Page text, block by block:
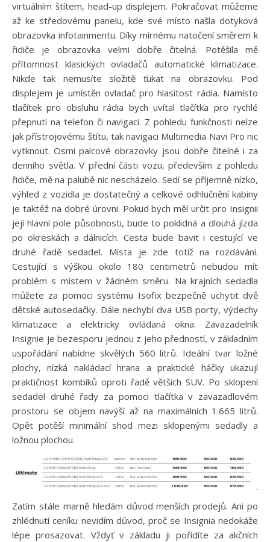
virtuálním štítem, head-up displejem. Pokračovat můžeme
až ke středovému panelu, kde své místo našla dotyková
obrazovka infotainmentu. Díky mírnému natočení směrem k
řidiče je obrazovka velmi dobře čitelná. Potěšila mě
přítomnost klasických ovladačů automatické klimatizace.
Nikde tak nemusíte složitě ťukat na obrazovku. Pod
displejem je umístěn ovladač pro hlasitost rádia. Namísto
tlačítek pro obsluhu rádia bych uvítal tlačítka pro rychlé
přepnutí na telefon či navigaci. Z pohledu funkčnosti nelze
jak přístrojovému štítu, tak navigaci Multimedia Navi Pro nic
vytknout. Osmi palcové obrazovky jsou dobře čitelné i za
denního světla. V přední části vozu, především z pohledu
řidiče, mě na palubě nic nescházelo. Sedí se příjemně nízko,
výhled z vozidla je dostatečný a celkové odhlučnění kabiny
je taktéž na dobré úrovni. Pokud bych měl určit pro Insignii
její hlavní pole působnosti, bude to poklidná a dlouhá jízda
po okreskách a dálnicích. Cesta bude bavit i cestující ve
druhé řadě sedadel. Místa je zde totiž na rozdávání.
Cestující s výškou okolo 180 centimetrů nebudou mít
problém s místem v žádném směru. Na krajních sedadla
můžete za pomoci systému Isofix bezpečně uchytit dvě
dětské autosedačky. Dále nechybí dva USB porty, výdechy
klimatizace a elektricky ovládaná okna. Zavazadelník
Insignie je bezesporu jednou z jeho předností, v základním
uspořádání nabídne skvělých 560 litrů. Ideální tvar ložné
plochy, nízká nakládací hrana a praktické háčky ukazují
praktičnost kombíků oproti řadě větších SUV. Po sklopení
sedadel druhé řady za pomoci tlačítka v zavazadlovém
prostoru se objem navýší až na maximálních 1.665 litrů.
Opět potěší minimální shod mezi sklopenými sedadly a
ložnou plochou.
Zatím stále marně hledám důvod menších prodejů. Ani po
zhlédnutí ceníku nevidím důvod, proč se Insignia nedokáže
lépe prosazovat. Vždyť v základu ji pořídíte za akčních